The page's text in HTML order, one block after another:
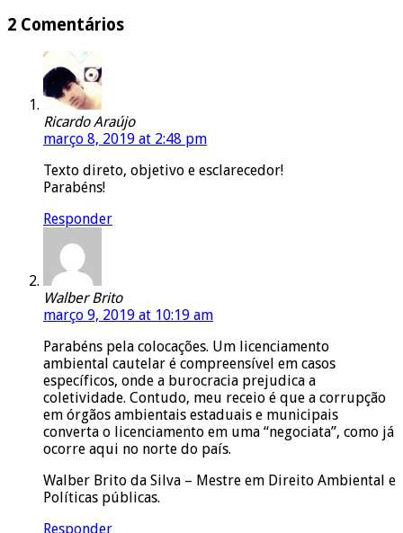
2 Comentários
Ricardo Araújo
março 8, 2019 at 2:48 pm
Texto direto, objetivo e esclarecedor!
Parabéns!
Responder
Walber Brito
março 9, 2019 at 10:19 am
Parabéns pela colocações. Um licenciamento
ambiental cautelar é compreensível em casos
específicos, onde a burocracia prejudica a
coletividade. Contudo, meu receio é que a corrupção
em órgãos ambientais estaduais e municipais
converta o licenciamento em uma “negociata”, como já
ocorre aqui no norte do país.
Walber Brito da Silva – Mestre em Direito Ambiental e
Políticas públicas.
Responder